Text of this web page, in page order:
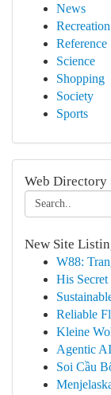
News
Recreation
Reference
Science
Shopping
Society
Sports
Web Directory
New Site
W88:
His
Reliable
Kleine
Agentic
Soi Cầu